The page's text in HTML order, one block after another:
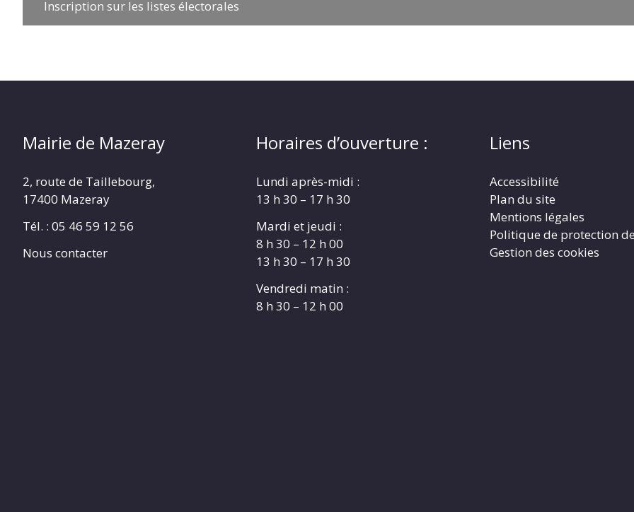
Inscription sur les listes électorales
Mairie de Mazeray
2, route de Taillebourg,
17400 Mazeray
Tél. : 05 46 59 12 56
Nous contacter
Horaires d’ouverture :
Lundi après-midi :
13 h 30 – 17 h 30
Mardi et jeudi :
8 h 30 – 12 h 00
13 h 30 – 17 h 30
Vendredi matin :
8 h 30 – 12 h 00
Liens
Accessibilité
Plan du site
Mentions légales
Politique de protection
Gestion des cookies